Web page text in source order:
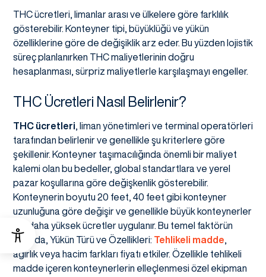
THC ücretleri, limanlar arası ve ülkelere göre farklılık
gösterebilir. Konteyner tipi, büyüklüğü ve yükün
özelliklerine göre de değişiklik arz eder. Bu yüzden lojistik
süreç planlanırken THC maliyetlerinin doğru
hesaplanması, sürpriz maliyetlerle karşılaşmayı engeller.
THC Ücretleri Nasıl Belirlenir?
THC ücretleri, liman yönetimleri ve terminal operatörleri
tarafından belirlenir ve genellikle şu kriterlere göre
şekillenir. Konteyner taşımacılığında önemli bir maliyet
kalemi olan bu bedeller, global standartlara ve yerel
pazar koşullarına göre değişkenlik gösterebilir.
Konteynerin boyutu 20 feet, 40 feet gibi konteyner
uzunluğuna göre değişir ve genellikle büyük konteynerler
için daha yüksek ücretler uygulanır. Bu temel faktörün
yanında, Yükün Türü ve Özellikleri: Tehlikeli madde,
ağırlık veya hacim farkları fiyatı etkiler. Özellikle tehlikeli
madde içeren konteynerlerin elleçlenmesi özel ekipman